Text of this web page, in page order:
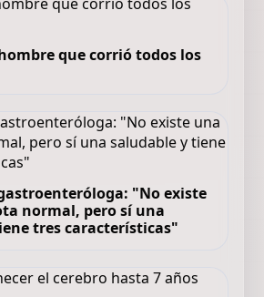
que corrió todos los
"No existe
normal, pero sí una
tres características"